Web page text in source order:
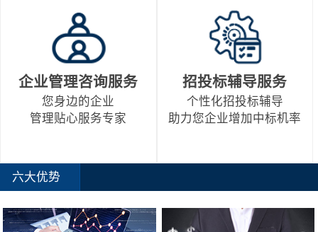
企业管理咨询服务
您身边的企业
管理贴心服务专家
招投标辅导服务
个性化招投标辅导
助力您企业增加中标机率
六大优势